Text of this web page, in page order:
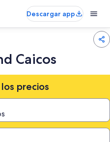
Descargar app
Caicos
precios